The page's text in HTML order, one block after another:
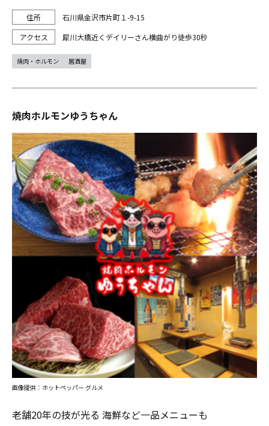
石川県金沢市片町１-9-15
犀川大橋近くデイリーさん横曲がり徒歩30秒
焼肉・ホルモン 居酒屋
焼肉ホルモンゆうちゃん
老舗20年の技が光る 海鮮など一品メニューも
画像提供：ホットペッパー グルメ